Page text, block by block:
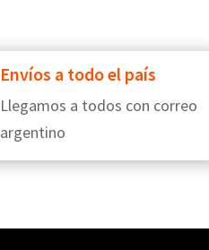
Envíos a todo el país
Llegamos a todos con correo
argentino